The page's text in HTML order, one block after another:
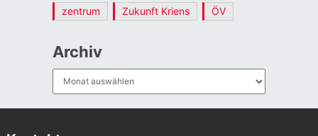
zentrum Zukunft Kriens ÖV
Archiv